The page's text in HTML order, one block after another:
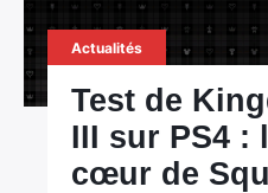
Actualités
Test de
III sur PS4 :
cœur de